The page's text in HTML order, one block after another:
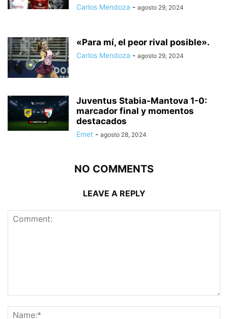
Carlos Mendoza - agosto 29, 2024
«Para mí, el peor rival posible».
Carlos Mendoza - agosto 29, 2024
Juventus Stabia-Mantova 1-0:
marcador final y momentos
destacados
Emet - agosto 28, 2024
NO COMMENTS
LEAVE A REPLY